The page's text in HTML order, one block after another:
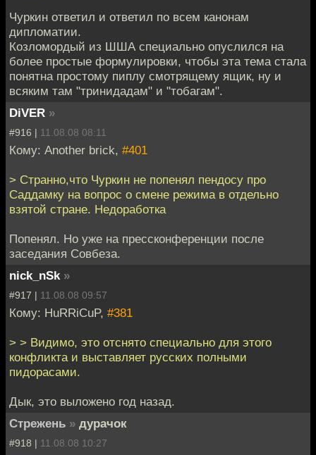
Чуркин ответил и ответил по всем канонам
дипломатии.
Козломордый из ШША специально опуслился на
более простые формулировки, чтобы эта тема стала
понятна простому пиплу смотрящему ящик, ну и
всяким там "тринидадам" и "тобагам".
DiVER »
#916 | 11.08.08 08:11
Кому: Another brick, #401
> Странно,что Чуркин не попенял пендосу про
Саддамку на вопрос о смене режима в отдельно
взятой стране. Недоработка
Попенял. Но уже на прессконференции после
заседания Совбеза.
nick_nSk »
#917 | 11.08.08 09:57
Кому: HuRRiCuP, #381
> > Видимо, это отснято специально для этого
конфликта и выставляет русских полными
пидорасами.
Дык, это выложено год назад.
Стрежень » дурачок
#918 | 11.08.08 10:27